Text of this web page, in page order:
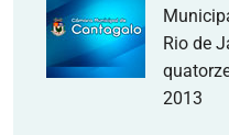
Rio de
2013